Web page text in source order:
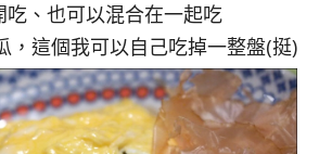
吃、也可以混合在一起吃
，這個我可以自己吃掉一整盤(挺)